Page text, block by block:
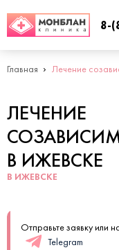
8-
Главная Лечение
ЛЕЧЕНИЕ
В ИЖЕВСКЕ
В ИЖЕВСКЕ
Отправьте заявку или
Telegram